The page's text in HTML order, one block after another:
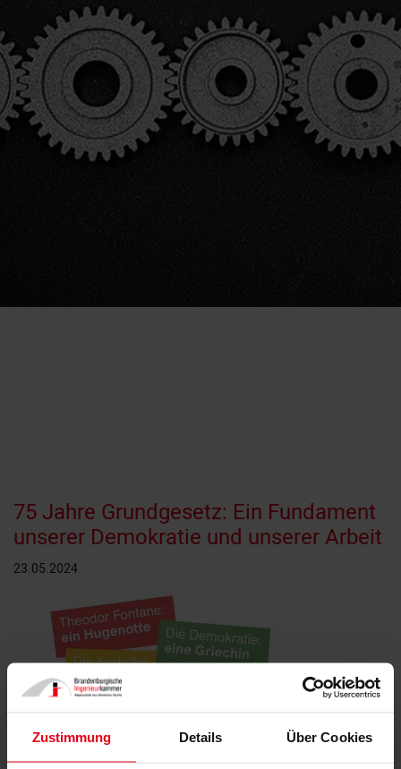
Zustimmung Details Über Cookies
75 Jahre Grundgesetz: Ein Fundament
unserer Demokratie und unserer Arbeit
23.05.2024